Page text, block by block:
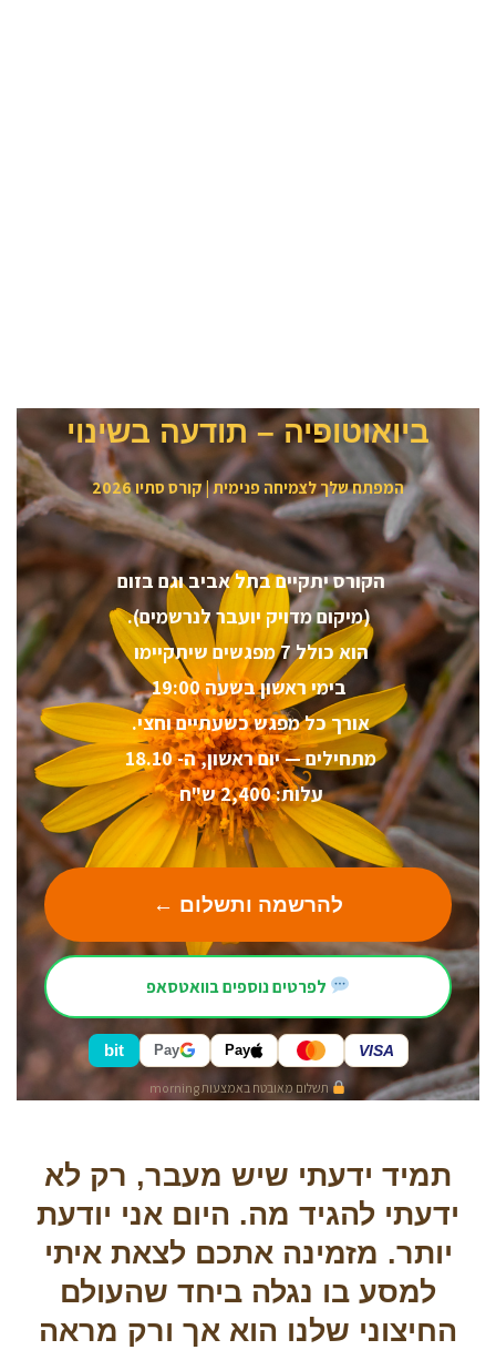
ביואוטופיה – תודעה בשינוי
המפתח שלך לצמיחה פנימית | קורס סתיו 2026
הקורס יתקיים בתל אביב וגם בזום
(מיקום מדויק יועבר לנרשמים).
הוא כולל 7 מפגשים שיתקיימו
בימי ראשון בשעה 19:00
אורך כל מפגש כשעתיים וחצי.
מתחילים — יום ראשון, ה- 18.10
עלות: 2,400 ש"ח
להרשמה ותשלום ←
לפרטים נוספים בוואטסאפ
VISA
Pay
Pay
bit
תשלום מאובטח באמצעות morning
תמיד ידעתי שיש מעבר, רק לא
ידעתי להגיד מה. היום אני יודעת
יותר. מזמינה אתכם לצאת איתי
למסע בו נגלה ביחד שהעולם
החיצוני שלנו הוא אך ורק מראה